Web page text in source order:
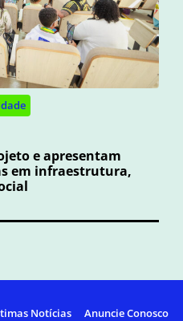
e apresentam
em infraestrutura,
Notícias Anuncie Conosco